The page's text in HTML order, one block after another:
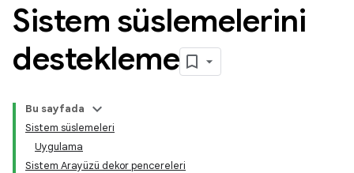
Sistem süslemelerini
destekleme
Bu sayfada
Sistem süslemeleri
Uygulama
Sistem Arayüzü dekor pencereleri